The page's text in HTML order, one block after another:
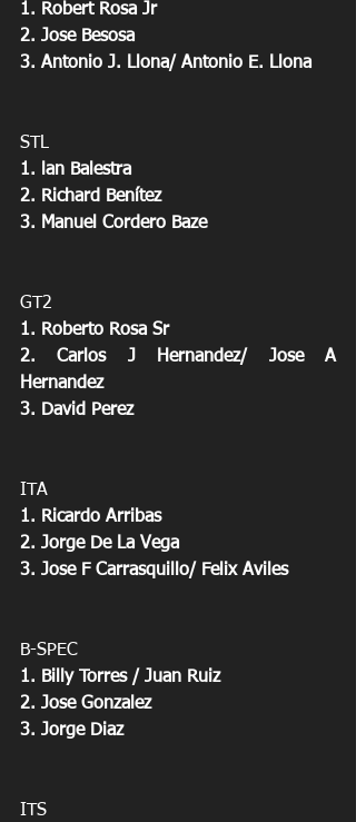
1. Robert Rosa Jr
2. Jose Besosa
3. Antonio J. Llona/ Antonio E. Llona
STL
1. lan Balestra
2. Richard Benítez
3. Manuel Cordero Baze
GT2
1. Roberto Rosa Sr
2. Carlos J Hernandez/ Jose A
Hernandez
3. David Perez
ITA
1. Ricardo Arribas
2. Jorge De La Vega
3. Jose F Carrasquillo/ Felix Aviles
B-SPEC
1. Billy Torres / Juan Ruiz
2. Jose Gonzalez
3. Jorge Diaz
ITS